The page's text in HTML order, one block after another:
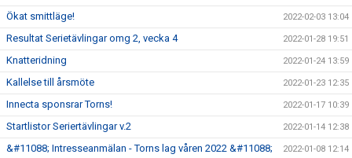
Ökat smittläge! 2022-02-03 13:04
Resultat Serietävlingar omg 2, vecka 4 2022-01-28 19:51
Knatteridning 2022-01-24 13:59
Kallelse till årsmöte 2022-01-23 12:35
Innecta sponsrar Torns! 2022-01-17 10:39
Startlistor Seriertävlingar v.2 2022-01-14 12:38
&#11088; Intresseanmälan - Torns lag våren 2022 &#11088; 2022-01-08 12:14